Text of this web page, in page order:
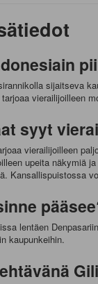
sijaitseva
vierailijoilleen
syyt
vierailijoilleen
upeita näkymiä
Kansallispuistossa
lentäen
kaupunkeihin.